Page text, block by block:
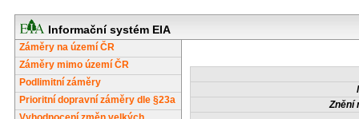
Informační systém EIA
Záměry na území ČR
Záměry mimo území ČR
Podlimitní záměry
Prioritní dopravní záměry dle §23a
Znění